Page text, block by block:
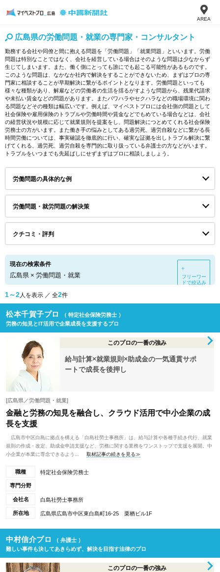
AREA
広島県の労働問題・就業の専門家・コンサルタント
勤務する会社や同僚と間に抱える問題を「労働問題」「就業問題」といいます。労働
問題は特別なことではなく、会社を経営している場合はそのような問題は少なからず
生じてしまいます。また、働く側にとっても誰にでも起こる可能性があるものです。
このような問題は、なかなか社内で解決をすることができないため、まずはプロの専
門家に相談することが早期解決に繋がるポイントとなります。労働問題といっても
様々な種類があり、解雇などの労働者の生活を揺るがすような問題から、残業代請求
や未払い賃金などの問題があります。またパワハラやセクハラなどの職場環境に関わ
る問題などその種類は幅広いです。例えば、マイベストプロには会社側の問題として
社会保険や雇用保険のトラブルや労働時間や賃金などでもめている場合などは、会社
の経営状況や規模に応じて就業規則を提案をし、問題解決につとめてくれる社会保険
労務士の方がいます。また働き手の悩みとしてある過労死、過労自殺などに繋がる長
時間労働については、事実確認を徹底的に行い、確実な証拠を出しトラブル解決に繋
げてくれる、過労死、過労自殺を専門的に取り扱っている弁護士の方などがいます。
トラブルをいつまでも先延ばしにせずまずはプロに相談しましょう。
労働問題の具体的な例
労働問題・就労問題の解決策
クチコミ・評判
現在の検索条件
広島県 × 労働問題・就業
＋
フリーワー
ドで絞込み
1～2人を表示 ／ 全2件
松本千賀子プロ
（ 特定社会保険労務士 ）
労務の知見とIT活用で企業成長を支援するプロ
このプロの一番の強み
給与計算×就業規則×助成金の一気通貫サポ
ートで成長を後押し
[広島県／労働問題・就業]
金融と労務の知見を融合し、クラウド活用で中小企業の成
長を支援
広島市中区白島に拠点を構える「白島社勞士事務所」は、給与計算や各種手続き代行、就業
規則の作成・改定、助成金申請支援など、労務に関する業務をワンストップで支援を展開。中
小企業が本業に専念できるよう...
取材記事の続きを見る≫
職種 特定社会保険労務士
専門分野
会社名 白島社勞士事務所
所在地 広島県広島市中区東白島町16-25 栗栖ビル1F
中村信介プロ
（ 弁護士 ）
難しい事件も決してあきらめず、解決を目指す法律のプロ
このプロの一番の強み